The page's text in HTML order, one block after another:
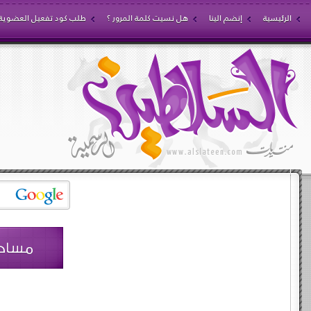
الرئيسية إنضم الينا هل نسيت كلمة المرور ؟ طلب كود تفعيل